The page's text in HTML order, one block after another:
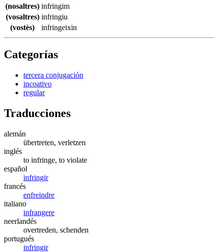
(nosaltres) infringim
(vosaltres) infringiu
(vostès)
infringeixin
Categorías
tercera conjugación
incoativo
regular
Traducciones
alemán
übertreten, verletzen
inglés
to infringe, to violate
español
infringir
francés
enfreindre
italiano
infrangere
neerlandés
overtreden, schenden
portugués
infringir